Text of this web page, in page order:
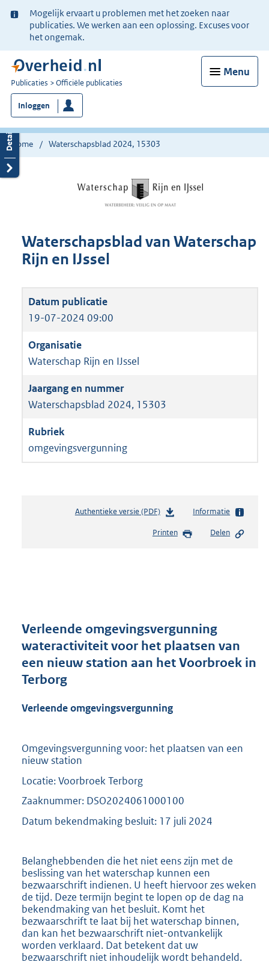
Ter
informatie:
Mogelijk ervaart u problemen met het zoeken naar
publicaties. We werken aan een oplossing. Excuses voor
het ongemak.
Menu
U
bent
nu
hier:
Publicaties Officiële publicaties
Inloggen
Home Waterschapsblad 2024, 15303
Waterschapsblad van Waterschap
Rijn en IJssel
19-07-2024 09:00
Waterschap Rijn en IJssel
Waterschapsblad 2024, 15303
omgevingsvergunning
Authentieke versie (PDF)b
s
r
o
t
2
K
Informatie
Printen Delen
Verleende omgevingsvergunning
wateractiviteit voor het plaatsen van
een nieuw station aan het Voorbroek in
Terborg
Verleende omgevingsvergunning
Omgevingsvergunning voor: het plaatsen van een
nieuw station
Locatie: Voorbroek Terborg
Zaaknummer: DSO2024061000100
Datum bekendmaking besluit: 17 juli 2024
Belanghebbenden die het niet eens zijn met de
beslissing van het waterschap kunnen een
bezwaarschrift indienen. U heeft hiervoor zes weken
de tijd. Deze termijn begint te lopen op de dag na
bekendmaking van het besluit. Komt het
bezwaarschrift te laat bij het waterschap binnen,
dan kan het bezwaarschrift niet-ontvankelijk
worden verklaard. Dat betekent dat uw
bezwaarschrift niet inhoudelijk wordt behandeld.